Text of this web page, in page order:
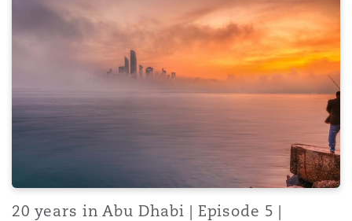
20 years in Abu Dhabi | Episode 5 |